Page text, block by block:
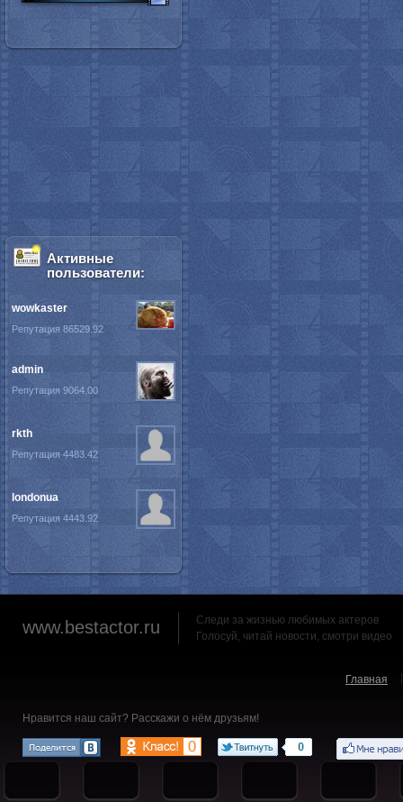
Активные
пользователи:
wowkaster
Репутация 86529.92
admin
Репутация 9064.00
rkth
Репутация 4483.42
londonua
Репутация 4443.92
www.bestactor.ru
Следи за жизнью любимых актеров
Голосуй, читай новости, смотри видео
Главная
Нравится наш сайт? Расскажи о нём друзьям!